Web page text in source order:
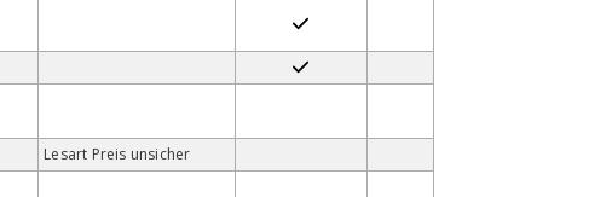
Lesart Preis unsicher